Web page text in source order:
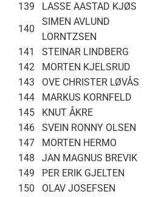
139
LASSE AASTAD KJØS
140
SIMEN AVLUND
LORNTZSEN
141
STEINAR LINDBERG
142
MORTEN KJELSRUD
143
OVE CHRISTER LØVÅS
144
MARKUS KORNFELD
145
KNUT ÅKRE
146
SVEIN RONNY OLSEN
147
MORTEN HERMO
148
JAN MAGNUS BREVIK
149
PER ERIK GJELTEN
150
OLAV JOSEFSEN